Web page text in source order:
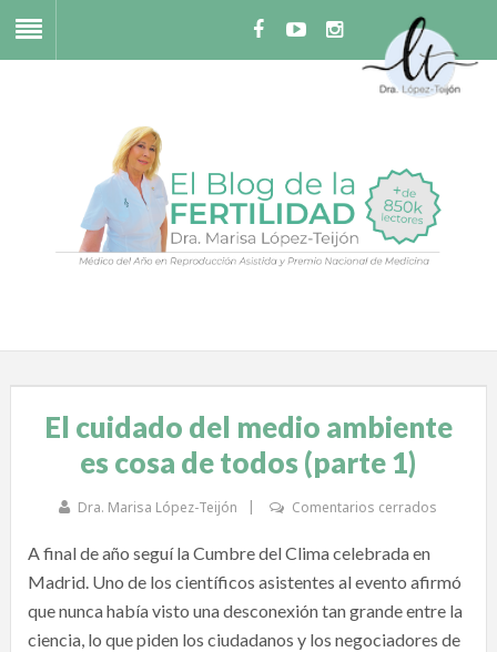
El cuidado del medio ambiente
es cosa de todos (parte 1)
Dra. Marisa López-Teijón Comentarios cerrados
A final de año seguí la Cumbre del Clima celebrada en
Madrid. Uno de los científicos asistentes al evento afirmó
que nunca había visto una desconexión tan grande entre la
ciencia, lo que piden los ciudadanos y los negociadores de